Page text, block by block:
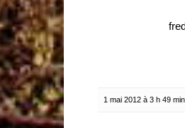
1 mai 2012 à 3 h 49 min